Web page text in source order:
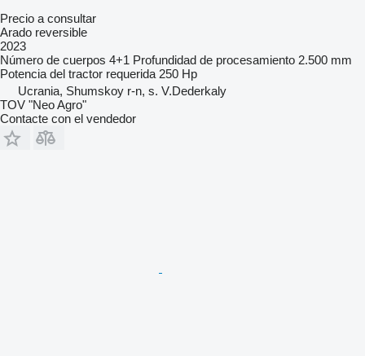
Precio a consultar
Arado reversible
2023
Número de cuerpos 4+1 Profundidad de procesamiento 2.500 mm
Potencia del tractor requerida 250 Hp
Ucrania, Shumskoy r-n, s. V.Dederkaly
TOV "Neo Agro"
Contacte con el vendedor